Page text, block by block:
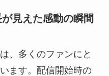
見えた感動の瞬間
、多くのファンにと
ます。配信開始時の